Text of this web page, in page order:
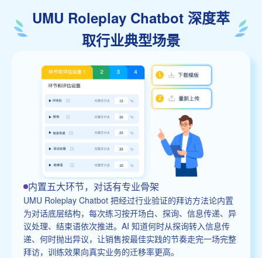
UMU Roleplay Chatbot 深度萃
取行业典型场景
内置五大环节，对话有专业骨架
UMU Roleplay Chatbot 把经过行业验证的拜访方法论内置
为对话底层结构，每次练习按开场白、探询、信息传递、异
议处理、结束语依次推进。AI 知道何时从探询转入信息传
递、何时抛出异议，让销售按最佳实践的节奏走完一场完整
拜访，训练效果向真实业务的迁移率更高。